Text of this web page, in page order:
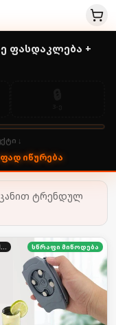
ფასდაკლება +
↓
იწურება
ტრენდულ
Best Seller სწრაფი მიწოდება